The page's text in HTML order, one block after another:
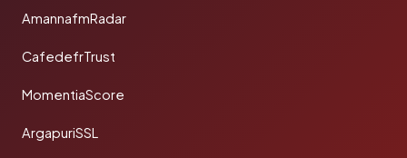
AmannafmRadar
CafedefrTrust
MomentiaScore
ArgapuriSSL